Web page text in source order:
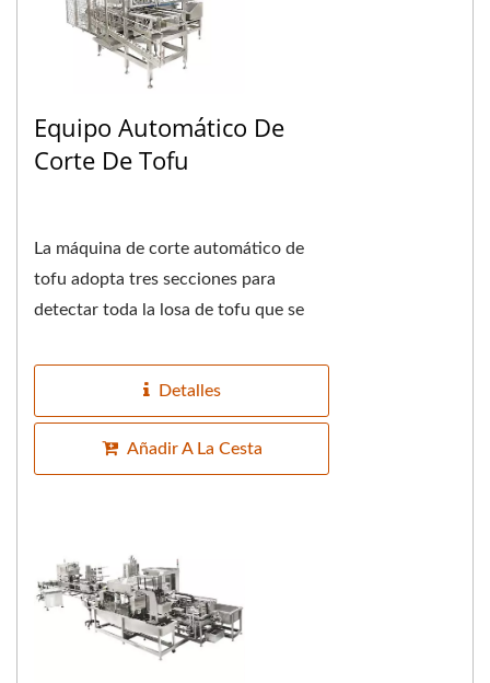
Equipo Automático De
Corte De Tofu
La máquina de corte automático de
tofu adopta tres secciones para
detectar toda la losa de tofu que se
primera sección...
Detalles
Añadir A La Cesta